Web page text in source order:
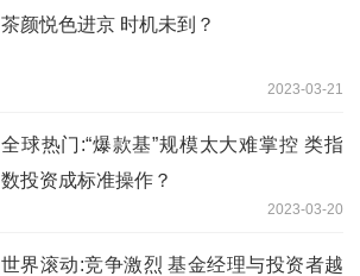
茶颜悦色进京 时机未到？
2023-03-21
全球热门:“爆款基”规模太大难掌控 类指
数投资成标准操作？
2023-03-20
世界滚动:竞争激烈 基金经理与投资者越